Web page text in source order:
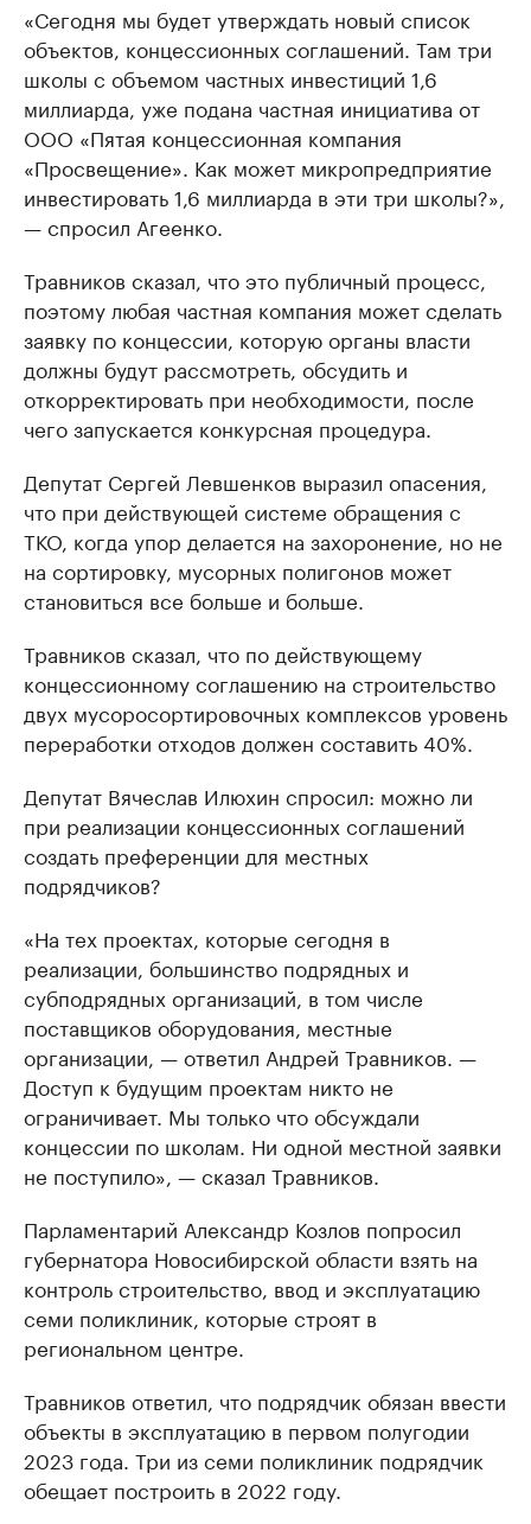
«Сегодня мы будет утверждать новый список
объектов, концессионных соглашений. Там три
школы с объемом частных инвестиций 1,6
миллиарда, уже подана частная инициатива от
ООО «Пятая концессионная компания
«Просвещение». Как может микропредприятие
инвестировать 1,6 миллиарда в эти три школы?»,
— спросил Агеенко.
Травников сказал, что это публичный процесс,
поэтому любая частная компания может сделать
заявку по концессии, которую органы власти
должны будут рассмотреть, обсудить и
откорректировать при необходимости, после
чего запускается конкурсная процедура.
Депутат Сергей Левшенков выразил опасения,
что при действующей системе обращения с
ТКО, когда упор делается на захоронение, но не
на сортировку, мусорных полигонов может
становиться все больше и больше.
Травников сказал, что по действующему
концессионному соглашению на строительство
двух мусоросортировочных комплексов уровень
переработки отходов должен составить 40%.
Депутат Вячеслав Илюхин спросил: можно ли
при реализации концессионных соглашений
создать преференции для местных
подрядчиков?
«На тех проектах, которые сегодня в
реализации, большинство подрядных и
субподрядных организаций, в том числе
поставщиков оборудования, местные
организации, — ответил Андрей Травников. —
Доступ к будущим проектам никто не
ограничивает. Мы только что обсуждали
концессии по школам. Ни одной местной заявки
не поступило», — сказал Травников.
Парламентарий Александр Козлов попросил
губернатора Новосибирской области взять на
контроль строительство, ввод и эксплуатацию
семи поликлиник, которые строят в
региональном центре.
Травников ответил, что подрядчик обязан ввести
объекты в эксплуатацию в первом полугодии
2023 года. Три из семи поликлиник подрядчик
обещает построить в 2022 году.